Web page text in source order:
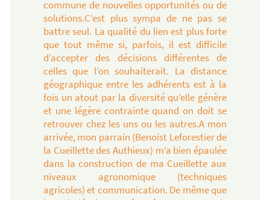
commune de nouvelles opportunités ou de
solutions.C’est plus sympa de ne pas se
battre seul. La qualité du lien est plus forte
que tout même si, parfois, il est difficile
d’accepter des décisions différentes de
celles que l’on souhaiterait. La distance
géographique entre les adhérents est à la
fois un atout par la diversité qu’elle génère
et une légère contrainte quand on doit se
retrouver chez les uns ou les autres.A mon
arrivée, mon parrain (Benoist Leforestier de
la Cueillette des Authieux) m’a bien épaulée
dans la construction de ma Cueillette aux
niveaux agronomique (techniques
agricoles) et communication. De même que